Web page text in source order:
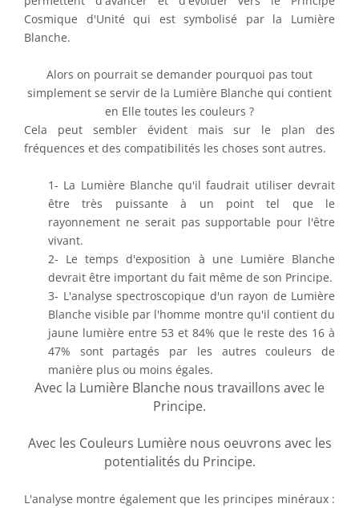
Cosmique d'Unité qui est symbolisé par la Lumière
Blanche.
Alors on pourrait se demander pourquoi pas tout
simplement se servir de la Lumière Blanche qui contient
en Elle toutes les couleurs ?
Cela peut sembler évident mais sur le plan des
fréquences et des compatibilités les choses sont autres.
1- La Lumière Blanche qu'il faudrait utiliser devrait
être très puissante à un point tel que le
rayonnement ne serait pas supportable pour l'être
vivant.
2- Le temps d'exposition à une Lumière Blanche
devrait être important du fait même de son Principe.
3- L'analyse spectroscopique d'un rayon de Lumière
Blanche visible par l'homme montre qu'il contient du
jaune lumière entre 53 et 84% que le reste des 16 à
47% sont partagés par les autres couleurs de
manière plus ou moins égales.
Avec la Lumière Blanche nous travaillons avec le
Principe.
Avec les Couleurs Lumière nous oeuvrons avec les
potentialités du Principe.
L'analyse montre également que les principes minéraux :